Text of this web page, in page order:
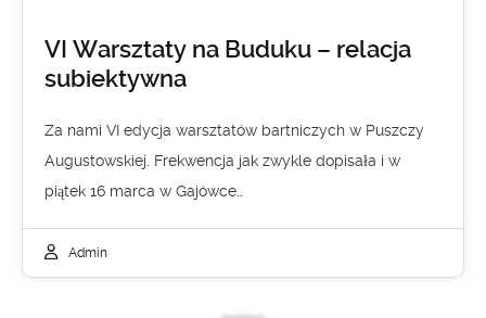
VI Warsztaty na Buduku – relacja
subiektywna
Za nami VI edycja warsztatów bartniczych w Puszczy
Augustowskiej. Frekwencja jak zwykle dopisała i w
piątek 16 marca w Gajówce…
Admin